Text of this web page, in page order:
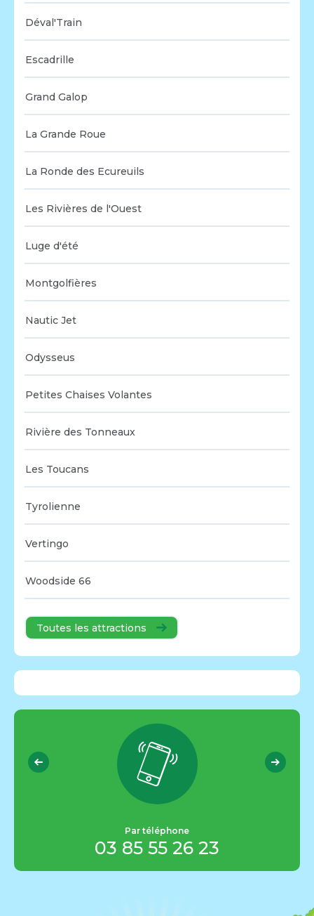
Déval'Train
Escadrille
Grand Galop
La Grande Roue
La Ronde des Ecureuils
Les Rivières de l'Ouest
Luge d'été
Montgolfières
Nautic Jet
Odysseus
Petites Chaises Volantes
Rivière des Tonneaux
Les Toucans
Tyrolienne
Vertingo
Woodside 66
Toutes les attractions